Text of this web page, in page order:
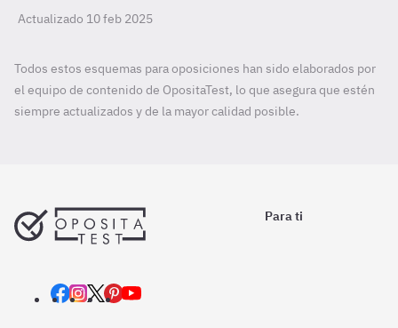
Actualizado 10 feb 2025
Todos estos esquemas para oposiciones han sido elaborados por
el equipo de contenido de OpositaTest, lo que asegura que estén
siempre actualizados y de la mayor calidad posible.
Para ti